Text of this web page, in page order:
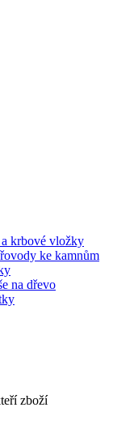
krbové vložky
ke kamnům
na dřevo
zboží